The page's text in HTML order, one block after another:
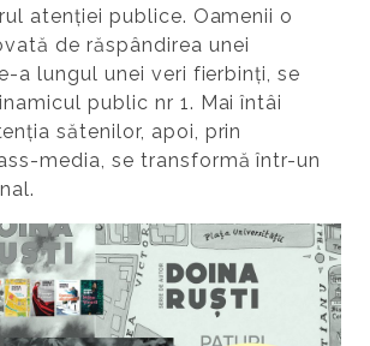
atenției publice. Oamenii o
de răspândirea unei
a lungul unei veri fierbinți, se
public nr 1. Mai întâi
sătenilor, apoi, prin
media, se transformă într-un